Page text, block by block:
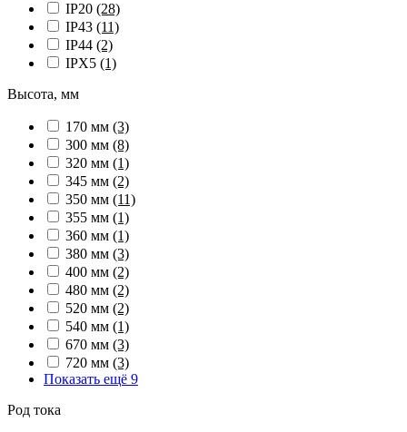
IP20 (28)
IP43 (11)
IP44 (2)
IPX5 (1)
Высота, мм
170 мм (3)
300 мм (8)
320 мм (1)
345 мм (2)
350 мм (11)
355 мм (1)
360 мм (1)
380 мм (3)
400 мм (2)
480 мм (2)
520 мм (2)
540 мм (1)
670 мм (3)
720 мм (3)
Показать ещё 9
Род тока